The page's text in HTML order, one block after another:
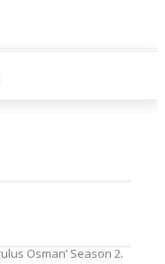
Osman’ Season 2.